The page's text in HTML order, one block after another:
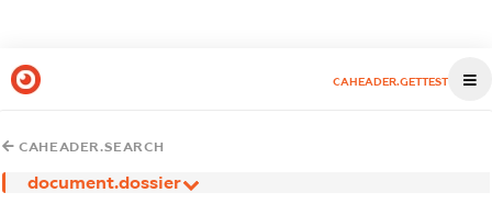
CAHEADER.GETTEST
CAHEADER.SEARCH
document.dossier